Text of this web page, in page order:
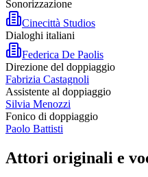
Sonorizzazione
Cinecittà Studios
Dialoghi italiani
Federica De Paolis
Direzione del doppiaggio
Fabrizia Castagnoli
Assistente al doppiaggio
Silvia Menozzi
Fonico di doppiaggio
Paolo Battisti
Attori originali e